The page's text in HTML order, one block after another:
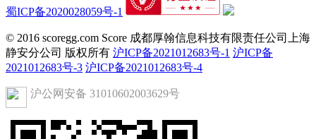
蜀ICP备2020028059号-1
© 2016 scoregg.com Score 成都厚翰信息科技有限责任公司上海
静安分公司 版权所有 沪ICP备2021012683号-1 沪ICP备
2021012683号-3 沪ICP备2021012683号-4
沪公网安备 31010602003629号